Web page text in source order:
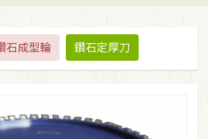
石成型輪 鑽石定厚刀